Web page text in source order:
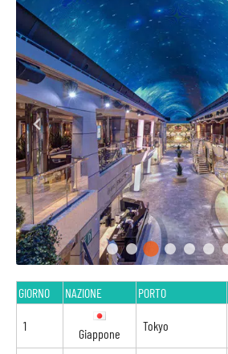
GIORNO NAZIONE PORTO
1
Giappone
Tokyo